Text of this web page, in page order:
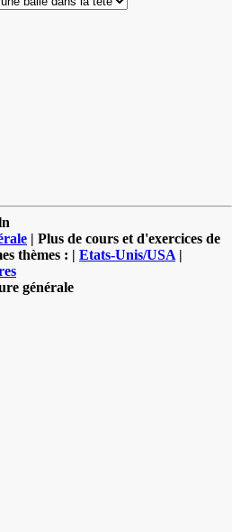
| Plus de cours et d'exercices de
thèmes : | Etats-Unis/USA |
générale